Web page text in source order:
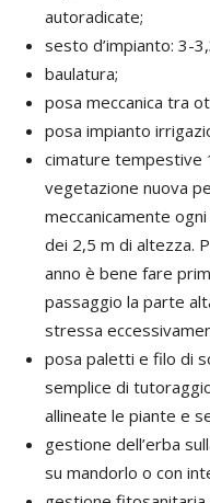
autoradicate;
sesto d’impianto: 3-
baulatura;
posa meccanica tra
posa impianto
cimature tempestive
vegetazione nuova
meccanicamente
dei 2,5 m di altezza.
anno è bene fare
passaggio la parte
stressa
posa paletti e filo di
semplice di
allineate le piante e
gestione dell’erba
su mandorlo o con